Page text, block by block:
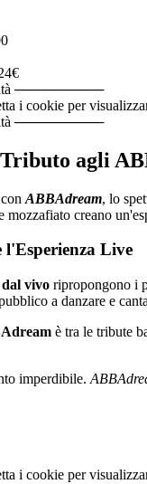
─────────
i cookie per
─────────
agli
ABBAdream, lo
mozzafiato creano
l'Esperienza Live
dal vivo ripropongono i
a danzare e
è tra le tribute
imperdibile.
i cookie per